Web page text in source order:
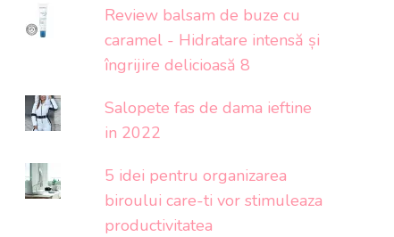
Review balsam de buze cu
caramel - Hidratare intensă și
îngrijire delicioasă 8
Salopete fas de dama ieftine
in 2022
5 idei pentru organizarea
biroului care-ti vor stimuleaza
productivitatea